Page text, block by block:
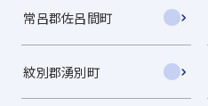
常呂郡佐呂間町
紋別郡湧別町